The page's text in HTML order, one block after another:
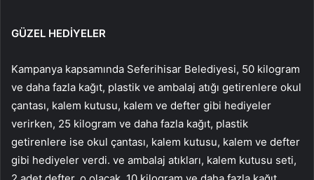
GÜZEL HEDİYELER
Kampanya kapsamında Seferihisar Belediyesi, 50 kilogram
ve daha fazla kağıt, plastik ve ambalaj atığı getirenlere okul
çantası, kalem kutusu, kalem ve defter gibi hediyeler
verirken, 25 kilogram ve daha fazla kağıt, plastik
getirenlere ise okul çantası, kalem kutusu, kalem ve defter
gibi hediyeler verdi. ve ambalaj atıkları, kalem kutusu seti,